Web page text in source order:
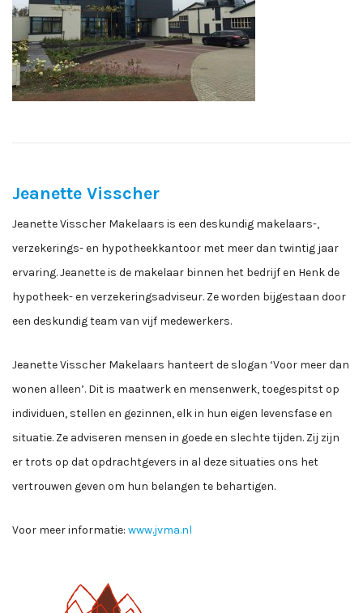
Jeanette Visscher
Jeanette Visscher Makelaars is een deskundig makelaars-,
verzekerings- en hypotheekkantoor met meer dan twintig jaar
ervaring. Jeanette is de makelaar binnen het bedrijf en Henk de
hypotheek- en verzekeringsadviseur. Ze worden bijgestaan door
een deskundig team van vijf medewerkers.
Jeanette Visscher Makelaars hanteert de slogan ‘Voor meer dan
wonen alleen’. Dit is maatwerk en mensenwerk, toegespitst op
individuen, stellen en gezinnen, elk in hun eigen levensfase en
situatie. Ze adviseren mensen in goede en slechte tijden. Zij zijn
er trots op dat opdrachtgevers in al deze situaties ons het
vertrouwen geven om hun belangen te behartigen.
Voor meer informatie: www.jvma.nl